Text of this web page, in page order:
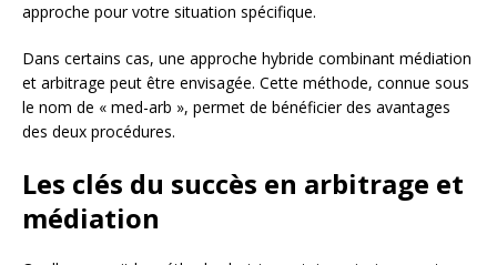
approche pour votre situation spécifique.
Dans certains cas, une approche hybride combinant médiation
et arbitrage peut être envisagée. Cette méthode, connue sous
le nom de « med-arb », permet de bénéficier des avantages
des deux procédures.
Les clés du succès en arbitrage et
médiation